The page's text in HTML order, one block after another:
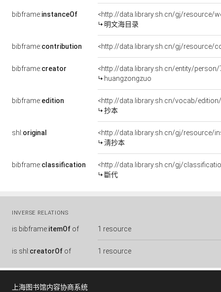
bibframe:instanceOf
<http://data.library.sh.cn/gj/resource/
明文海目录
bibframe:contribution <http://data.library.sh.cn/gj/resource/
bibframe:creator
<http://data.library.sh.cn/entity/
huangzongzuo
bibframe:edition
<http://data.library.sh.cn/vocab/
抄本
shl:original
<http://data.library.sh.cn/gj/resource/
淸抄本
bibframe:classification
<http://data.library.sh.cn/gj/
斷代
INVERSE RELATIONS
is bibframe:itemOf of 1 resource
is shl:creatorOf of 1 resource
上海图书馆内容协商系统